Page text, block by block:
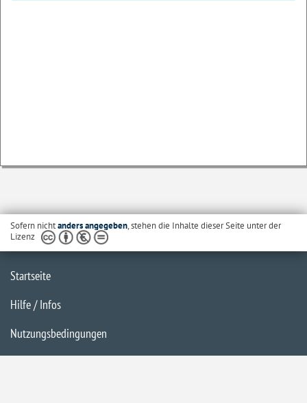
Sofern nichtanders angegeben, stehen die Inhalte dieser Seite unter der
Lizenz
Startseite
Hilfe / Infos
Nutzungsbedingungen